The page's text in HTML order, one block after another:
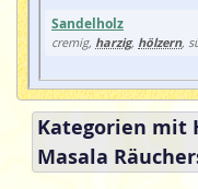
Sandelholz
cremig, harzig, hölzern,
Kategorien mit
Masala